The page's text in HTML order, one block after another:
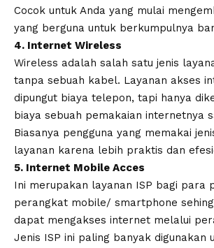
Cocok untuk Anda yang mulai
yang berguna untuk berkumpulnya
4. Internet Wireless
Wireless adalah salah satu jenis
tanpa sebuah kabel. Layanan akses
dipungut biaya telepon, tapi hanya
biaya sebuah pemakaian internetnya
Biasanya pengguna yang memakai
layanan karena lebih praktis dan
5. Internet Mobile Acces
Ini merupakan layanan ISP bagi para
perangkat mobile/ smartphone
dapat mengakses internet melalui
Jenis ISP ini paling banyak digunakan